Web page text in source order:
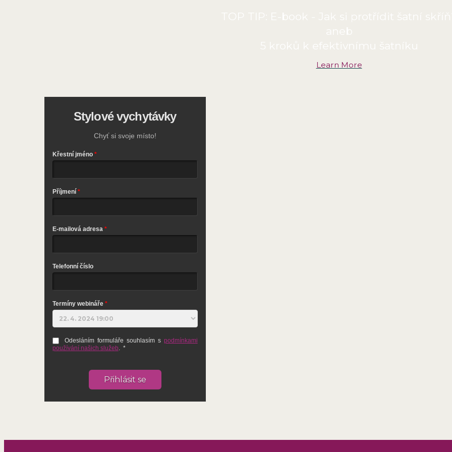
Learn More
Stylové vychytávky
Chyť si svoje místo!
Křestní jméno
Příjmení
E-mailová adresa
Telefonní číslo
Termíny webináře
Odesláním formuláře souhlasím s podmínkami
používání našich služeb. *
Přihlásit se